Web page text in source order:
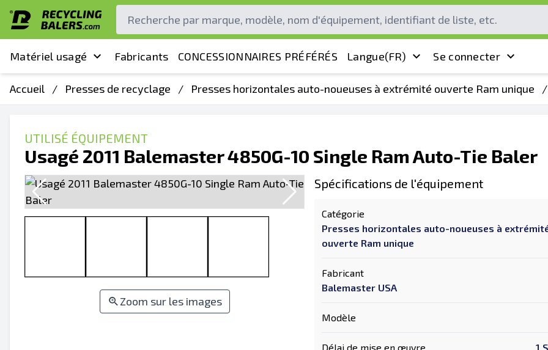
Matériel usagé Fabricants CONCESSIONNAIRES PRÉFÉRÉS Langue(FR) Se connecter
Accueil / Presses de recyclage / Presses horizontales auto-noueuses à extrémité ouverte Ram unique /
UTILISÉ ÉQUIPEMENT
Usagé 2011 Balemaster 4850G-10 Single Ram Auto-Tie Baler
Zoom sur les images
Spécifications de l'équipement
Catégorie
Presses horizontales auto-noueuses à
ouverte Ram unique
Fabricant
Balemaster USA
Modèle
Délai de mise en œuvre 1